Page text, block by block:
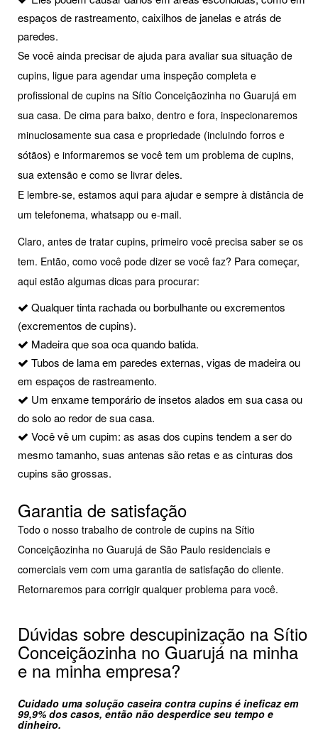
espaços de rastreamento, caixilhos de janelas e atrás de
paredes.
Se você ainda precisar de ajuda para avaliar sua situação de
cupins, ligue para agendar uma inspeção completa e
profissional de cupins na Sítio Conceiçãozinha no Guarujá em
sua casa. De cima para baixo, dentro e fora, inspecionaremos
minuciosamente sua casa e propriedade (incluindo forros e
sótãos) e informaremos se você tem um problema de cupins,
sua extensão e como se livrar deles.
E lembre-se, estamos aqui para ajudar e sempre à distância de
um telefonema, whatsapp ou e-mail.
Claro, antes de tratar cupins, primeiro você precisa saber se os
tem. Então, como você pode dizer se você faz? Para começar,
aqui estão algumas dicas para procurar:
Qualquer tinta rachada ou borbulhante ou excrementos
(excrementos de cupins).
Madeira que soa oca quando batida.
Tubos de lama em paredes externas, vigas de madeira ou
em espaços de rastreamento.
Um enxame temporário de insetos alados em sua casa ou
do solo ao redor de sua casa.
Você vê um cupim: as asas dos cupins tendem a ser do
mesmo tamanho, suas antenas são retas e as cinturas dos
cupins são grossas.
Garantia de satisfação
Todo o nosso trabalho de controle de cupins na Sítio
Conceiçãozinha no Guarujá de São Paulo residenciais e
comerciais vem com uma garantia de satisfação do cliente.
Retornaremos para corrigir qualquer problema para você.
Dúvidas sobre descupinização na Sítio
Conceiçãozinha no Guarujá na minha
e na minha empresa?
Cuidado uma solução caseira contra cupins é ineficaz em
99,9% dos casos, então não desperdice seu tempo e
dinheiro.